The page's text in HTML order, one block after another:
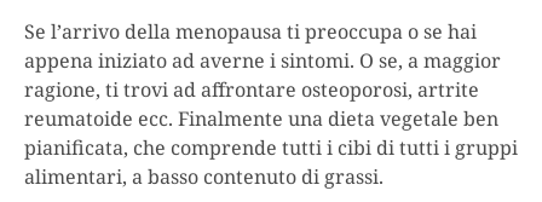
Se l’arrivo della menopausa ti preoccupa o se hai
appena iniziato ad averne i sintomi. O se, a maggior
ragione, ti trovi ad affrontare osteoporosi, artrite
reumatoide ecc. Finalmente una dieta vegetale ben
pianificata, che comprende tutti i cibi di tutti i gruppi
alimentari, a basso contenuto di grassi.